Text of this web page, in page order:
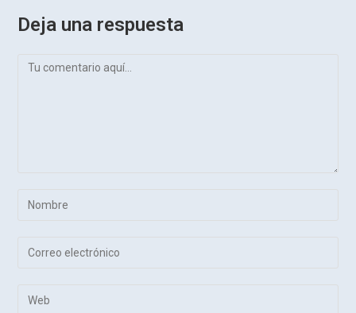
Deja una respuesta
Comentario
Introduce
de
Introduce
de
Introduce